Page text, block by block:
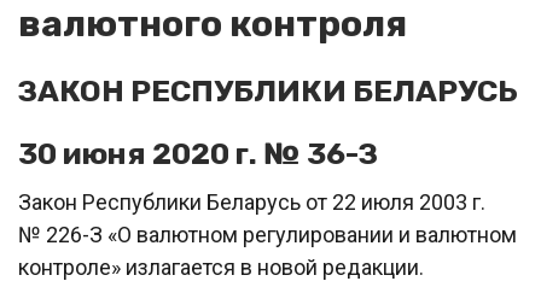
валютного контроля
ЗАКОН РЕСПУБЛИКИ БЕЛАРУСЬ
30 июня 2020 г. № 36-З
Закон Республики Беларусь от 22 июля 2003 г.
№ 226-З «О валютном регулировании и валютном
контроле» излагается в новой редакции.